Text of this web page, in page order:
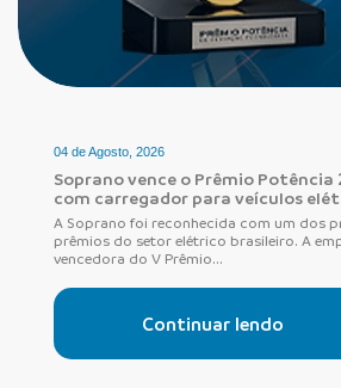
04 de Agosto, 2026
Soprano vence o Prêmio Potência
com carregador para veículos
A Soprano foi reconhecida com um dos
prêmios do setor elétrico brasileiro. A
vencedora do V Prêmio...
Continuar lendo